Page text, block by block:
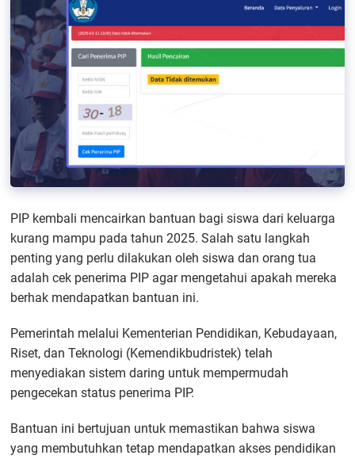
PIP kembali mencairkan bantuan bagi siswa dari keluarga
kurang mampu pada tahun 2025. Salah satu langkah
penting yang perlu dilakukan oleh siswa dan orang tua
adalah cek penerima PIP agar mengetahui apakah mereka
berhak mendapatkan bantuan ini.
Pemerintah melalui Kementerian Pendidikan, Kebudayaan,
Riset, dan Teknologi (Kemendikbudristek) telah
menyediakan sistem daring untuk mempermudah
pengecekan status penerima PIP.
Bantuan ini bertujuan untuk memastikan bahwa siswa
yang membutuhkan tetap mendapatkan akses pendidikan